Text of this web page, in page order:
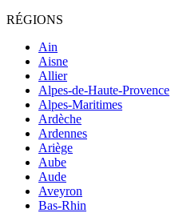
RÉGIONS
Ain
Aisne
Allier
Alpes-de-Haute-Provence
Alpes-Maritimes
Ardèche
Ardennes
Ariège
Aube
Aude
Aveyron
Bas-Rhin